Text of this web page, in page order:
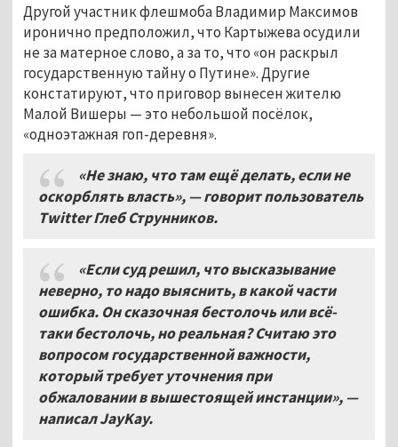
Другой участник флешмоба Владимир Максимов
иронично предположил, что Картыжева осудили
не за матерное слово, а за то, что «он раскрыл
государственную тайну о Путине». Другие
констатируют, что приговор вынесен жителю
Малой Вишеры — это небольшой посёлок,
«одноэтажная гоп-деревня».
«Не знаю, что там ещё делать,если не
оскорблять власть», — говорит пользователь
Twitter Глеб Струнников.
«Если суд решил, что высказывание
неверно, то надо выяснить,в какой части
ошибка. Он сказочная бестолочь или всё-
таки бестолочь,но реальная?Считаю это
вопросом государственной важности,
который требует уточнения при
обжаловании в вышестоящей инстанции», —
написал JayKay.